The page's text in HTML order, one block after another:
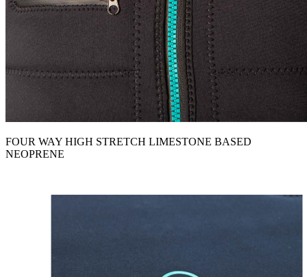
FOUR WAY HIGH STRETCH LIMESTONE BASED
NEOPRENE